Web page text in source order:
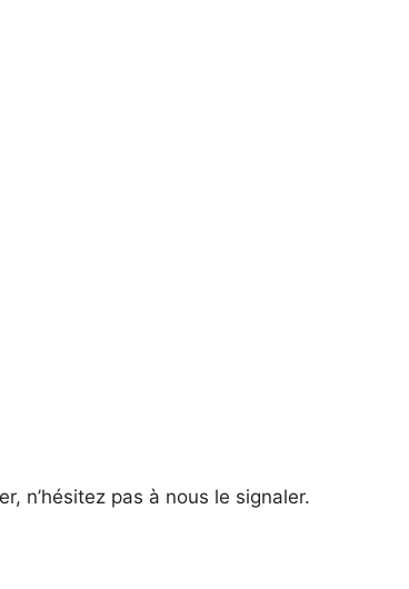
n’hésitez pas à nous le signaler.